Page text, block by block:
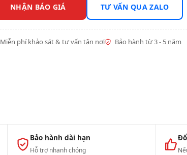
NHẬN BÁO GIÁ TƯ VẤN QUA ZALO
Miễn phí khảo sát & tư vấn tận nơi Bảo hành từ 3 - 5 năm
Bảo hành dài hạn
Hỗ trợ nhanh chóng